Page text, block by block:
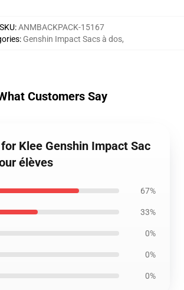
SKU:ANMBACKPACK-15167
: Genshin Impact Sacs à dos,
Customers Say
Klee Genshin Impact Sac
élèves
67%
33%
0%
0%
0%